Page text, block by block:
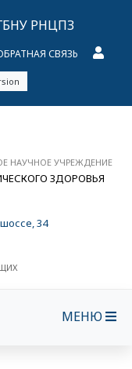
РНЦПЗ
СВЯЗЬ
НАУЧНОЕ УЧРЕЖДЕНИЕ
ЗДОРОВЬЯ
34
МЕНЮ